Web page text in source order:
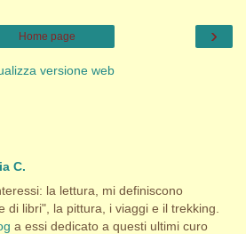
›
Home page
versione web
C.
la lettura, mi definiscono
di libri", la pittura, i viaggi e il trekking.
a essi dedicato a questi ultimi curo